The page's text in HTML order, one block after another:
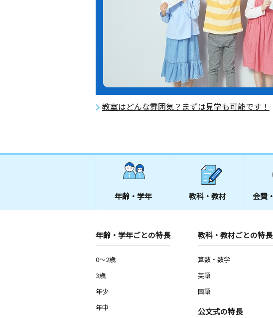
教室はどんな雰囲気？まずは見学も可能です！
年齢・学年 教科・教材 会費・
年齢・学年ごとの特長
0～2歳
3歳
年少
年中
教科・教材ごとの特長
算数・数学
英語
国語
公文式の特長